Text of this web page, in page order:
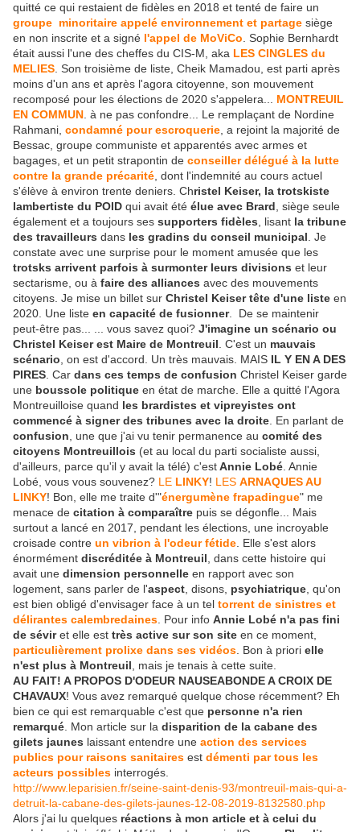
quitté ce qui restaient de fidèles en 2018 et tenté de faire un
groupe minoritaire appelé environnement et partage siège
en non inscrite et a signé l'appel de MoViCo . Sophie Bernhardt
était aussi l'une des cheffes du CIS-M, aka LES CINGLES du
MELIES . Son troisième de liste, Cheik Mamadou, est parti après
moins d'un ans et après l'agora citoyenne, son mouvement
recomposé pour les élections de 2020 s'appelera... MONTREUIL
EN COMMUN . à ne pas confondre... Le remplaçant de Nordine
Rahmani, condamné pour escroquerie , a rejoint la majorité de
Bessac, groupe communiste et apparentés avec armes et
bagages, et un petit strapontin de conseiller délégué à la lutte
contre la grande précarité , dont l'indemnité au cours actuel
s'élève à environ trente deniers. Christel Keiser, la trotskiste
lambertiste du POID qui avait été élue avec Brard , siège seule
également et a toujours ses supporters fidèles , lisant la tribune
des travailleurs dans les gradins du conseil municipal . Je
constate avec une surprise pour le moment amusée que les
trotsks arrivent parfois à surmonter leurs divisions et leur
sectarisme, ou à faire des alliances avec des mouvements
citoyens. Je mise un billet sur Christel Keiser tête d'une liste en
2020. Une liste en capacité de fusionner. De se maintenir
peut-être pas... ... vous savez quoi? J'imagine un scénario ou
Christel Keiser est Maire de Montreuil . C'est un mauvais
scénario , on est d'accord. Un très mauvais. MAIS IL Y EN A DES
PIRES . Car dans ces temps de confusion Christel Keiser garde
une boussole politique en état de marche. Elle a quitté l'Agora
Montreuilloise quand les brardistes et vipreyistes ont
commencé à signer des tribunes avec la droite . En parlant de
confusion , une que j'ai vu tenir permanence au comité des
citoyens Montreuillois (et au local du parti socialiste aussi,
d'ailleurs, parce qu'il y avait la télé) c'estAnnie Lobé . Annie
Lobé, vous vous souvenez? LE LINKY! LES ARNAQUES AU
LINKY! Bon, elle me traite d'"énergumène frapadingue" me
menace de citation à comparaître puis se dégonfle... Mais
surtout a lancé en 2017, pendant les élections, une incroyable
croisade contre un vibrion à l'odeur fétide . Elle s'est alors
énormément discréditée à Montreuil , dans cette histoire qui
avait une dimension personnelle en rapport avec son
logement, sans parler de l'aspect , disons, psychiatrique , qu'on
est bien obligé d'envisager face à un tel torrent de sinistres et
délirantes calembredaines . Pour info Annie Lobé n'a pas fini
de séviret elle est très active sur son site en ce moment,
particulièrement prolixe dans ses vidéos . Bon à priori elle
n'est plus à Montreuil , mais je tenais à cette suite.
AU FAIT! A PROPOS D'ODEUR NAUSEABONDE A CROIX DE
CHAVAUX! Vous avez remarqué quelque chose récemment? Eh
bien ce qui est remarquable c'est que personne n'a rien
remarqué . Mon article sur la disparition de la cabane des
gilets jaunes laissant entendre une action des services
publics pour raisons sanitaires est démenti par tous les
acteurs possibles interrogés.
http://www.leparisien.fr/seine-saint-denis-93/montreuil-mais-qui-a-
detruit-la-cabane-des-gilets-jaunes-12-08-2019-8132580.php
Alors j'ai lu quelques réactions à mon article et à celui du